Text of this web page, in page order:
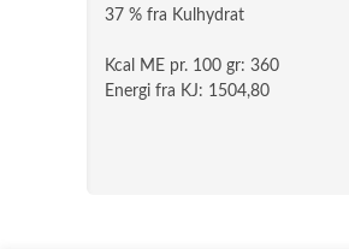
37 % fra Kulhydrat
Kcal ME pr. 100 gr: 360
Energi fra KJ: 1504,80